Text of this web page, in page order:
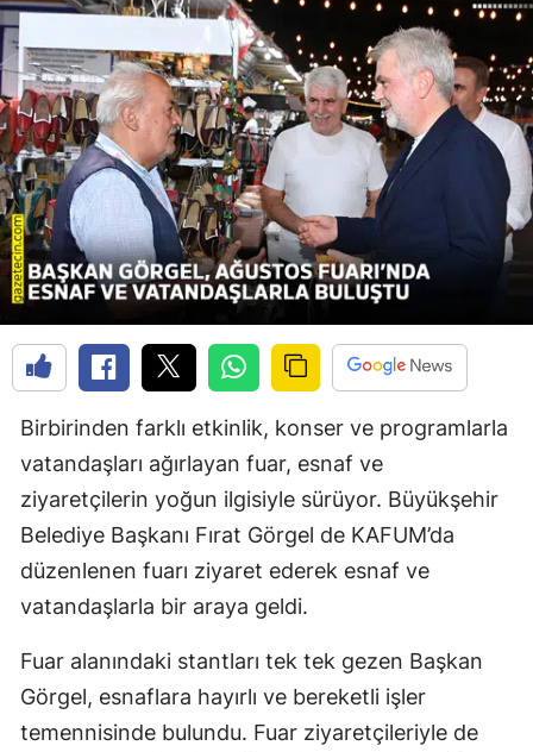
Birbirinden farklı etkinlik, konser ve programlarla
vatandaşları ağırlayan fuar, esnaf ve
ziyaretçilerin yoğun ilgisiyle sürüyor. Büyükşehir
Belediye Başkanı Fırat Görgel de KAFUM’da
düzenlenen fuarı ziyaret ederek esnaf ve
vatandaşlarla bir araya geldi.
Fuar alanındaki stantları tek tek gezen Başkan
Görgel, esnaflara hayırlı ve bereketli işler
temennisinde bulundu. Fuar ziyaretçileriyle de